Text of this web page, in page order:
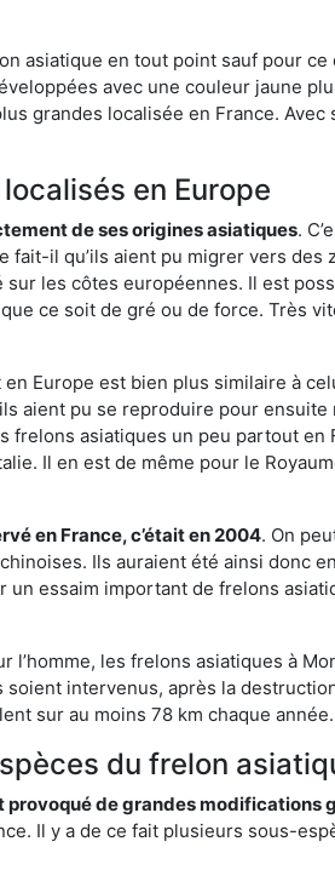
asiatique en tout point sauf pour
avec une couleur jaune
grandes localisée en France.
en Europe
de ses origines asiatiques.
il qu’ils aient pu migrer vers des
les côtes européennes. Il est
ce soit de gré ou de force. Très
Europe est bien plus similaire à
aient pu se reproduire pour
frelons asiatiques un peu partout
Il en est de même pour le
en France, c’était en 2004. On
Ils auraient été ainsi donc
essaim important de frelons
les frelons asiatiques à
intervenus, après la
sur au moins 78 km chaque année.
du frelon
de grandes
Il y a de ce fait plusieurs sous-